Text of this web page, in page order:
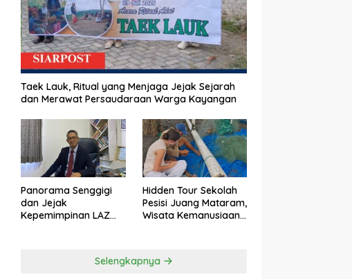
Taek Lauk, Ritual yang Menjaga Jejak Sejarah
dan Merawat Persaudaraan Warga Kayangan
Panorama Senggigi
dan Jejak
Kepemimpinan LAZ
Hidden Tour Sekolah
Pesisi Juang Mataram,
Wisata Kemanusiaan
Selengkapnya